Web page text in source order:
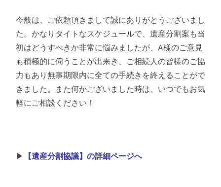
今般は、ご依頼頂きまして誠にありがとうございまし
た。かなりタイトなスケジュールで、遺産分割案も当
初はどうすべきか非常に悩みましたが、A様のご意見
も積極的に伺うことが出来き、ご相続人の皆様のご協
力もあり無事期限内に全ての手続きを終えることがで
きました。また何かございました時は、いつでもお気
軽にご相談ください！
▶ 【遺産分割協議】の詳細ページへ